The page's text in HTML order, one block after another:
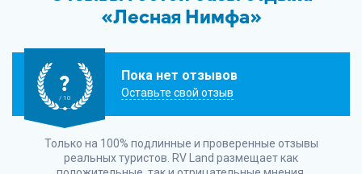
«Лесная Нимфа»
?
/ 10
Пока нет отзывов
Оставьте свой отзыв
Только на 100% подлинные и проверенные отзывы
реальных туристов. RV Land размещает как